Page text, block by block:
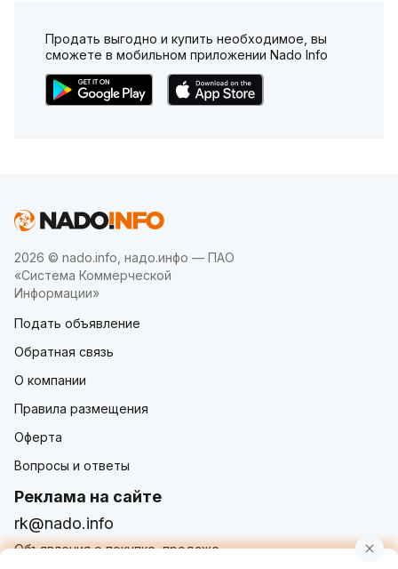
Продать выгодно и купить необходимое, вы
сможете в мобильном приложении Nado Info
2026 © nado.info, надо.инфо — ПАО
«Система Коммерческой
Информации»
Подать объявление
Обратная связь
О компании
Правила размещения
Оферта
Вопросы и ответы
Реклама на сайте
rk@nado.info
Объявления о покупке, продаже,